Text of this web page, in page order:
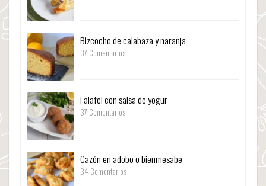
Bizcocho de calabaza y naranja
37 Comentarios
Falafel con salsa de yogur
37 Comentarios
Cazón en adobo o bienmesabe
34 Comentarios